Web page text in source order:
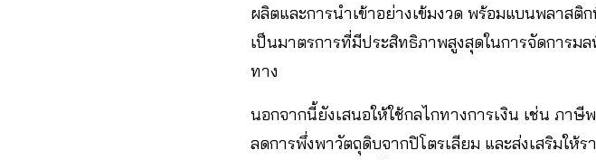
ผลิตและการนำเข้าอย่างเข้มงวด พร้อมแบนพลาส
เป็นมาตรการที่มีประสิทธิภาพสูงสุดในการจัดการม
ทาง
นอกจากนี้ยังเสนอให้ใช้กลไกทางการเงิน เช่น ภาษี
ลดการพึ่งพาวัตถุดิบจากปิโตรเลียม และส่งเสริมใ